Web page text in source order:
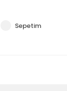
Sepetim